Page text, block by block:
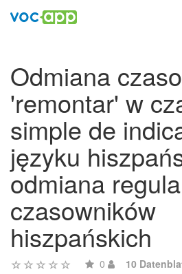
Odmiana
'remontar' w
simple de
języku
odmiana
czasowników
hiszpańskich
0 10